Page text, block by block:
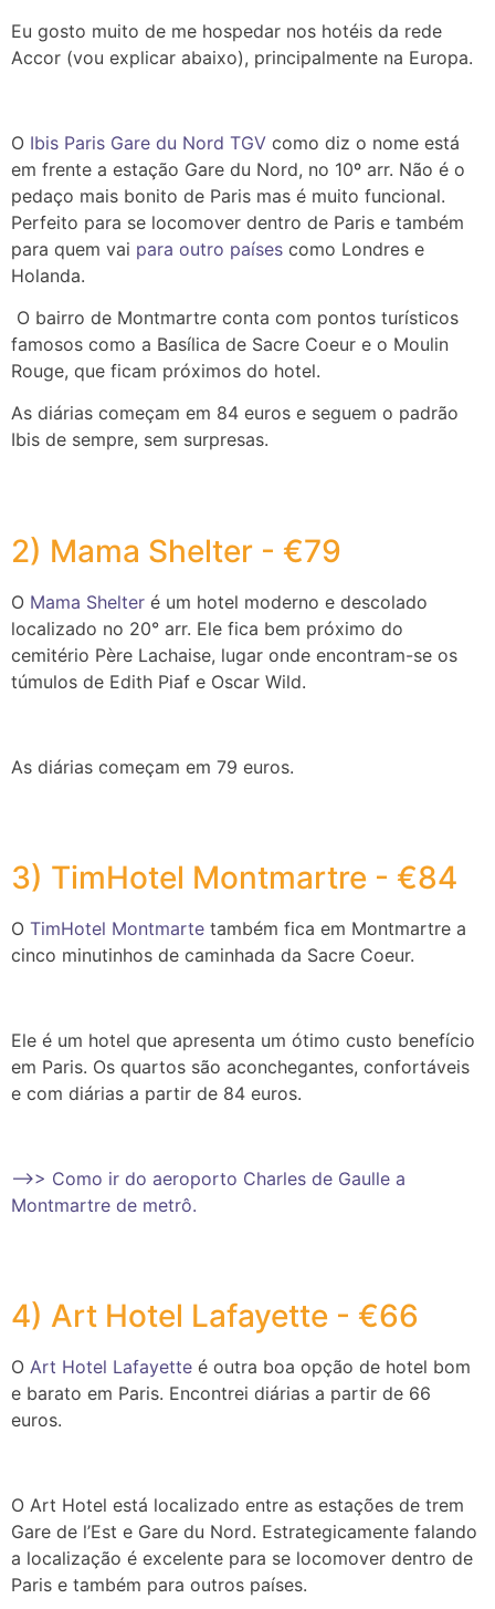
Eu gosto muito de me hospedar nos hotéis da rede
Accor (vou explicar abaixo), principalmente na Europa.
O Ibis Paris Gare du Nord TGV como diz o nome está
em frente a estação Gare du Nord, no 10º arr. Não é o
pedaço mais bonito de Paris mas é muito funcional.
Perfeito para se locomover dentro de Paris e também
para quem vai para outro países como Londres e
Holanda.
O bairro de Montmartre conta com pontos turísticos
famosos como a Basílica de Sacre Coeur e o Moulin
Rouge, que ficam próximos do hotel.
As diárias começam em 84 euros e seguem o padrão
Ibis de sempre, sem surpresas.
2) Mama Shelter - €79
O Mama Shelter é um hotel moderno e descolado
localizado no 20° arr. Ele fica bem próximo do
cemitério Père Lachaise, lugar onde encontram-se os
túmulos de Edith Piaf e Oscar Wild.
As diárias começam em 79 euros.
3) TimHotel Montmartre - €84
O TimHotel Montmarte também fica em Montmartre a
cinco minutinhos de caminhada da Sacre Coeur.
Ele é um hotel que apresenta um ótimo custo benefício
em Paris. Os quartos são aconchegantes, confortáveis
e com diárias a partir de 84 euros.
–>> Como ir do aeroporto Charles de Gaulle a
Montmartre de metrô.
4) Art Hotel Lafayette - €66
O Art Hotel Lafayette é outra boa opção de hotel bom
e barato em Paris. Encontrei diárias a partir de 66
euros.
O Art Hotel está localizado entre as estações de trem
Gare de l’Est e Gare du Nord. Estrategicamente falando
a localização é excelente para se locomover dentro de
Paris e também para outros países.